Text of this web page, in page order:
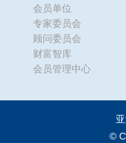
会员单位
专家委员会
顾问委员会
财富智库
会员管理中心
©